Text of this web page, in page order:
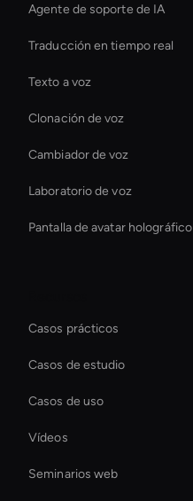
Agente de soporte de IA
Traducción en tiempo real
Texto a voz
Clonación de voz
Cambiador de voz
Laboratorio de voz
Pantalla de avatar holográfico
Casos prácticos
Casos de estudio
Casos de uso
Vídeos
Seminarios web